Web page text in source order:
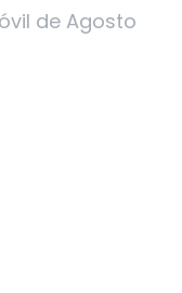
de Agosto